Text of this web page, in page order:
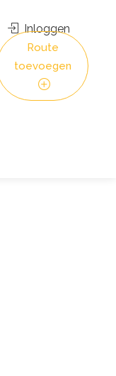
Inloggen
Route
toevoegen